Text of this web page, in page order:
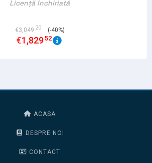
Licență închiriată
€3,049 20 (-40%)
€1,82952
ACASA
DESPRE NOI
CONTACT